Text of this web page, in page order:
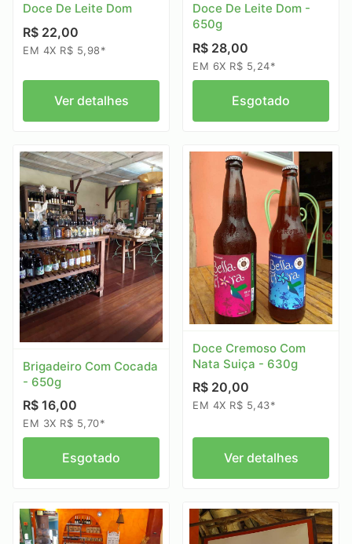
Doce De Leite Dom
R$ 22,00
EM 4X R$ 5,98*
Ver detalhes
Doce De Leite Dom -
650g
R$ 28,00
EM 6X R$ 5,24*
Esgotado
Brigadeiro Com Cocada
- 650g
R$ 16,00
EM 3X R$ 5,70*
Esgotado
Doce Cremoso Com
Nata Suiça - 630g
R$ 20,00
EM 4X R$ 5,43*
Ver detalhes